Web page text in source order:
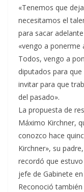
«Tenemos que
necesitamos el
para sacar
«vengo a ponerme
Todos, vengo a
diputados para
invitar para que
del pasado».
La propuesta de
Máximo Kirchner,
conozco hace
Kirchner», su
recordó que
jefe de Gabinete
Reconoció